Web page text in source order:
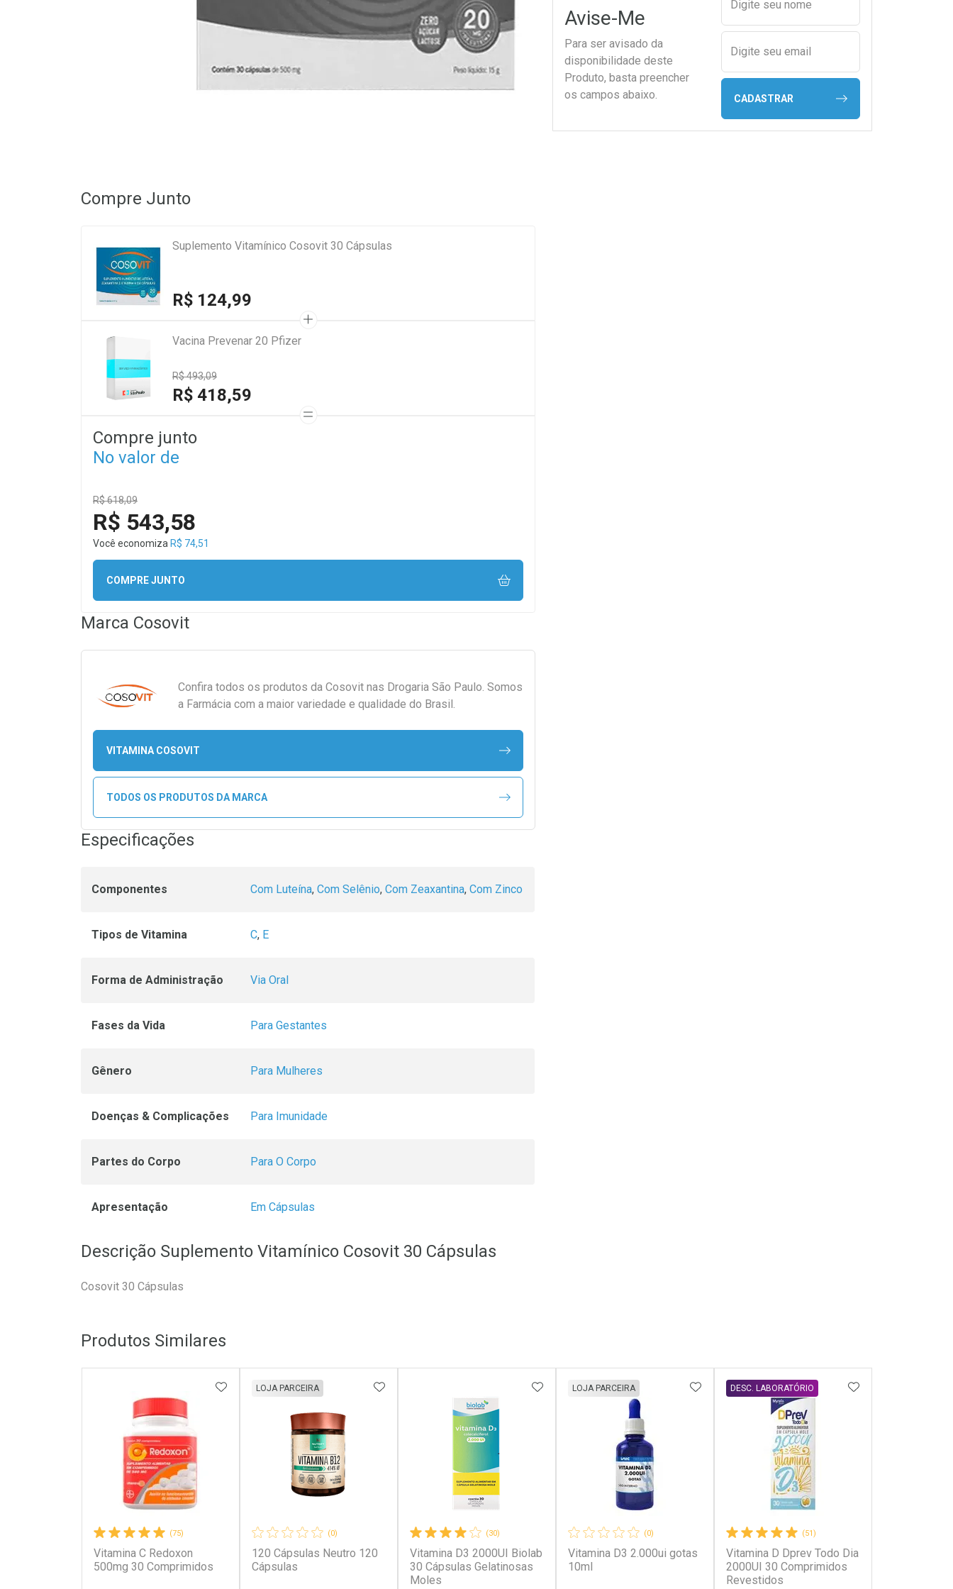
Avise-Me
Para ser avisado da
disponibilidade deste
Produto, basta preencher
os campos abaixo.
Digite seu nome
Digite seu email
CADASTRAR
Compre Junto
Suplemento Vitamínico Cosovit 30 Cápsulas
R$ 124,99
Vacina Prevenar 20 Pfizer
R$ 493,09
R$ 418,59
Compre junto
No valor de
R$ 618,09
R$ 543,58
Você economiza R$ 74,51
COMPRE JUNTO
Marca Cosovit
Confira todos os produtos da Cosovit nas Drogaria São Paulo. Somos
a Farmácia com a maior variedade e qualidade do Brasil.
VITAMINA COSOVIT
TODOS OS PRODUTOS DA MARCA
Especificações
Componentes Com Luteína, Com Selênio, Com Zeaxantina, Com Zinco
Tipos de Vitamina C, E
Forma de Administração Via Oral
Fases da Vida Para Gestantes
Gênero Para Mulheres
Doenças & Complicações Para Imunidade
Partes do Corpo Para O Corpo
Apresentação Em Cápsulas
Descrição Suplemento Vitamínico Cosovit 30 Cápsulas
Cosovit 30 Cápsulas
Produtos Similares
(75)
Vitamina C Redoxon
500mg 30 Comprimidos
ADICIONAR AOS FAVORITOS
(0)
120 Cápsulas Neutro 120
Cápsulas
LOJA PARCEIRA ADICIONAR AOS FAVORITOS
(30)
Vitamina D3 2000UI Biolab
30 Cápsulas Gelatinosas
Moles
ADICIONAR AOS FAVORITOS
(0)
Vitamina D3 2.000ui gotas
10ml
LOJA PARCEIRA ADICIONAR AOS FAVORITOS
(51)
Vitamina D Dprev Todo Dia
2000UI 30 Comprimidos
Revestidos
DESC. LABORATÓRIO ADICIONAR AOS